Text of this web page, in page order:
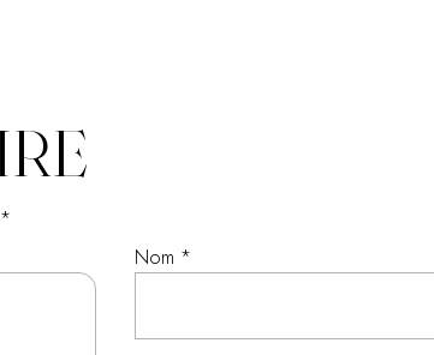
*
Nom *